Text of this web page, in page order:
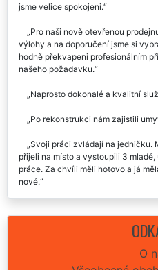
Každoročně pro náš obchod
Pro naši nově otevřenou
výlohy a na doporučení jsme si
hodně překvapeni profesionálním
Svoji práci zvládají na jedničku.
přijeli na místo a vystoupili 3
práce. Za chvíli měli hotovo a já
nové.
Necháváme si několikrát do
krámě v Dašicích a po několika
konečně narazili na extra úklid a
přístup žádná firma nenabízela a